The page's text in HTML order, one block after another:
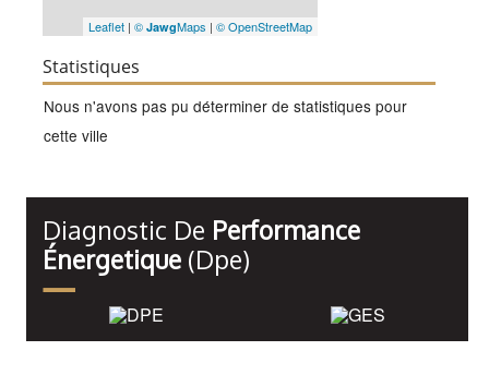
Leaflet| © JawgMaps | © OpenStreetMap
Statistiques
Nous n'avons pas pu déterminer de statistiques pour
cette ville
Diagnostic De Performance
Énergetique (dpe)